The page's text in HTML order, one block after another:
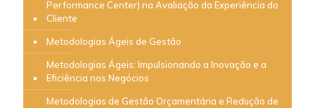
Performance Center) na Avaliação da Experiência do
Cliente
Metodologias Ágeis de Gestão
Metodologias Ágeis: Impulsionando a Inovação e a
Eficiência nos Negócios
Metodologias de Gestão Orçamentária e Redução de